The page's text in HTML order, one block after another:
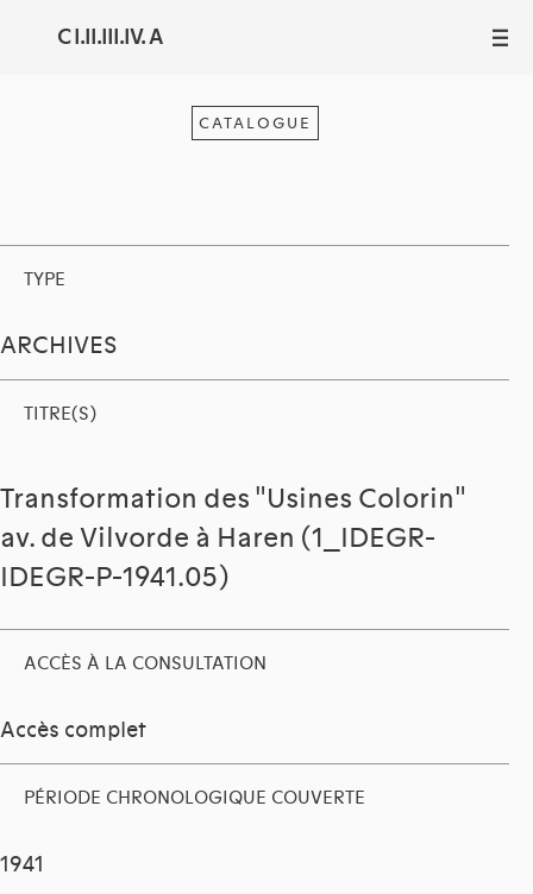
C I.II.III.IV. A III
CATALOGUE
TYPE
ARCHIVES
TITRE(S)
Transformation des "Usines Colorin"
av. de Vilvorde à Haren (1_IDEGR-
IDEGR-P-1941.05)
ACCÈS À LA CONSULTATION
Accès complet
PÉRIODE CHRONOLOGIQUE COUVERTE
1941